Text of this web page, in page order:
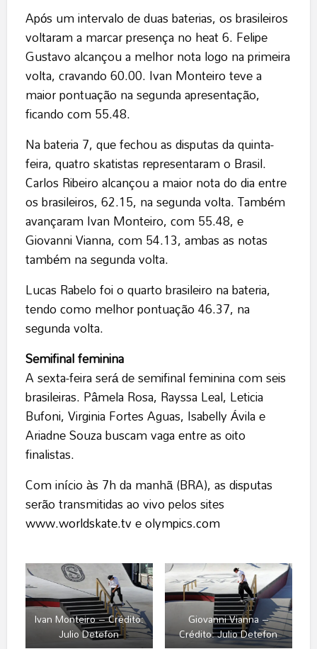
Após um intervalo de duas baterias, os brasileiros
voltaram a marcar presença no heat 6. Felipe
Gustavo alcançou a melhor nota logo na primeira
volta, cravando 60.00. Ivan Monteiro teve a
maior pontuação na segunda apresentação,
ficando com 55.48.
Na bateria 7, que fechou as disputas da quinta-
feira, quatro skatistas representaram o Brasil.
Carlos Ribeiro alcançou a maior nota do dia entre
os brasileiros, 62.15, na segunda volta. Também
avançaram Ivan Monteiro, com 55.48, e
Giovanni Vianna, com 54.13, ambas as notas
também na segunda volta.
Lucas Rabelo foi o quarto brasileiro na bateria,
tendo como melhor pontuação 46.37, na
segunda volta.
Semifinal feminina
A sexta-feira será de semifinal feminina com seis
brasileiras. Pâmela Rosa, Rayssa Leal, Leticia
Bufoni, Virginia Fortes Aguas, Isabelly Ávila e
Ariadne Souza buscam vaga entre as oito
finalistas.
Com início às 7h da manhã (BRA), as disputas
serão transmitidas ao vivo pelos sites
www.worldskate.tveolympics.com
Ivan Monteiro – Crédito:
Julio Detefon
Giovanni Vianna –
Crédito: Julio Detefon